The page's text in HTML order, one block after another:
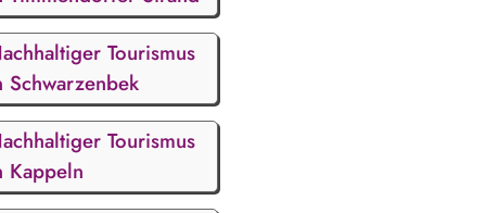
Tourismus
Schwarzenbek
Tourismus
Kappeln